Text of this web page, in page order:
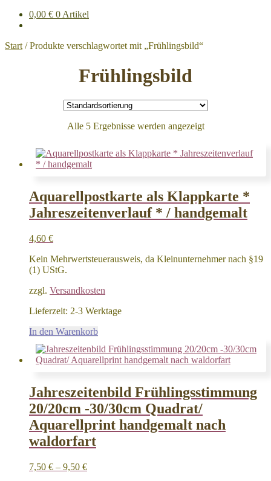
0,00 € 0 Artikel
Start /Produkte verschlagwortet mit „Frühlingsbild“
Frühlingsbild
Alle 5 Ergebnisse werden angezeigt
Aquarellpostkarte als Klappkarte *
Jahreszeitenverlauf * / handgemalt
4,60 €
Kein Mehrwertsteuerausweis, da Kleinunternehmer nach §19
(1) UStG.
zzgl. Versandkosten
Lieferzeit: 2-3 Werktage
In den Warenkorb
Jahreszeitenbild Frühlingsstimmung
20/20cm -30/30cm Quadrat/
Aquarellprint handgemalt nach
waldorfart
7,50 € – 9,50 €